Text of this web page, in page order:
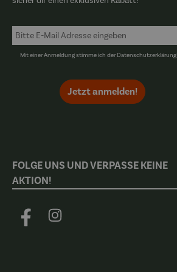
Mit einer Anmeldung stimme ich derDatenschutzerklärung
Jetzt anmelden!
FOLGE UNS UND VERPASSE KEINE
AKTION!
Facebook Instagram